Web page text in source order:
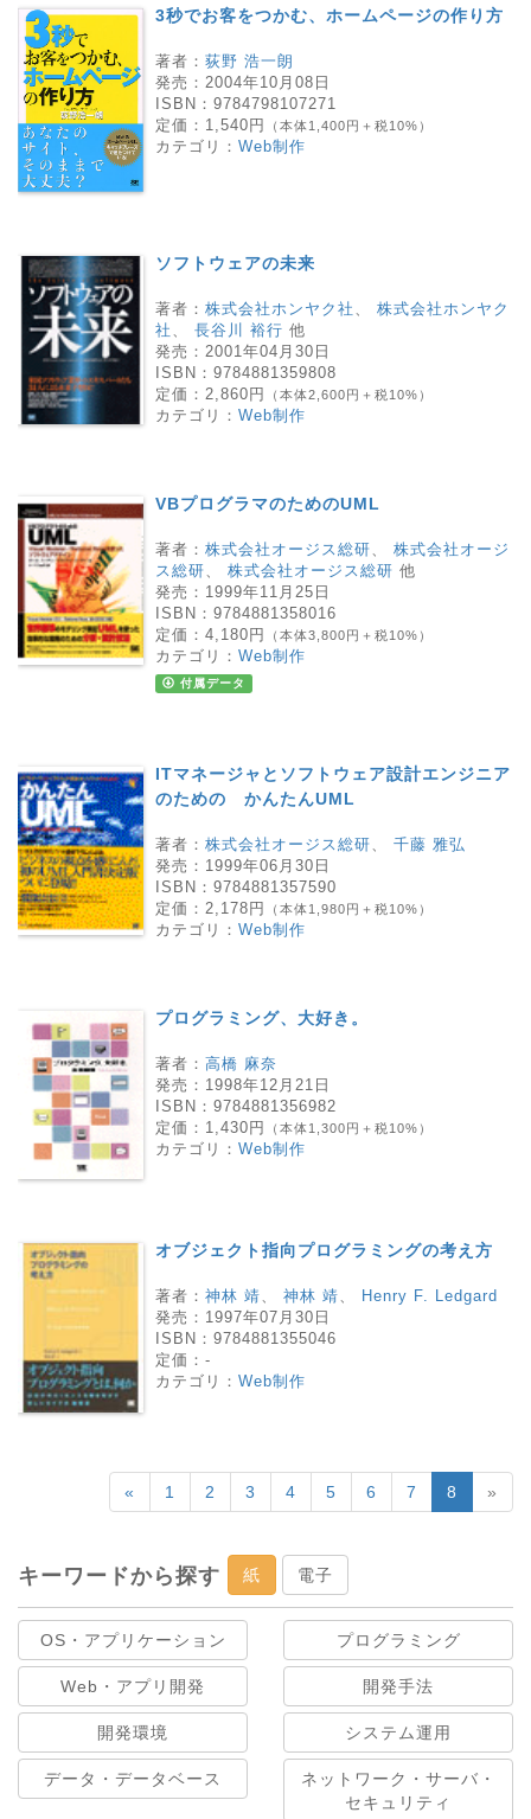
3秒でお客をつかむ、ホームページの作り方
著者： 荻野 浩一朗
発売： 2004年10月08日
ISBN： 9784798107271
定価： 1,540円 （本体1,400円＋税10%）
カテゴリ： Web制作
ソフトウェアの未来
著者： 株式会社ホンヤク社 、 株式会社ホンヤク
社 、 長谷川 裕行 他
発売： 2001年04月30日
ISBN： 9784881359808
定価： 2,860円 （本体2,600円＋税10%）
カテゴリ： Web制作
VBプログラマのためのUML
著者： 株式会社オージス総研、 株式会社オージ
ス総研、 株式会社オージス総研 他
発売： 1999年11月25日
ISBN： 9784881358016
定価： 4,180円 （本体3,800円＋税10%）
カテゴリ： Web制作
付属データ
ITマネージャとソフトウェア設計エンジニア
のための かんたんUML
著者： 株式会社オージス総研、 千藤 雅弘
発売： 1999年06月30日
ISBN： 9784881357590
定価： 2,178円 （本体1,980円＋税10%）
カテゴリ： Web制作
プログラミング、大好き。
著者： 高橋 麻奈
発売： 1998年12月21日
ISBN： 9784881356982
定価： 1,430円 （本体1,300円＋税10%）
カテゴリ： Web制作
オブジェクト指向プログラミングの考え方
著者： 神林 靖、 神林 靖、
Henry F. Ledgard
発売： 1997年07月30日
ISBN： 9784881355046
定価： -
カテゴリ： Web制作
« 1 2 3 4 5 6 7 8 »
キーワードから探す 紙 電子
OS・アプリケーション プログラミング
Web・アプリ開発 開発手法
開発環境 システム運用
データ・データベース
ネットワーク・サーバ・
セキュリティ